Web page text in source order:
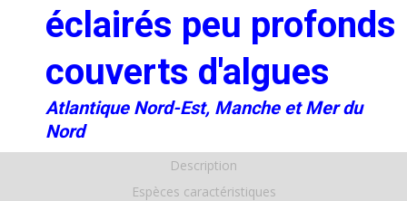
éclairés peu profonds
couverts d'algues
Atlantique Nord-Est, Manche et Mer du
Nord
Description
Espèces caractéristiques